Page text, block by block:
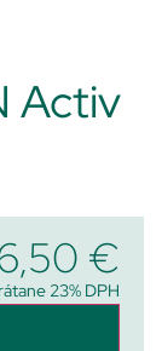
Activ
€
23% DPH